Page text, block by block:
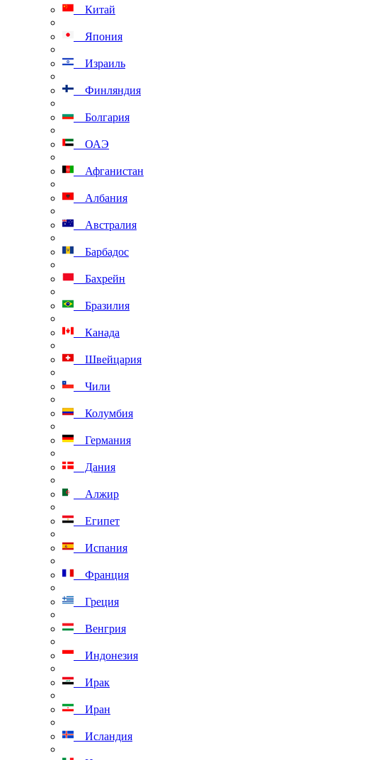
Китай
Япония
Израиль
Финляндия
Болгария
ОАЭ
Афганистан
Албания
Австралия
Барбадос
Бахрейн
Бразилия
Канада
Швейцария
Чили
Колумбия
Германия
Дания
Алжир
Египет
Испания
Франция
Греция
Венгрия
Индонезия
Ирак
Иран
Исландия